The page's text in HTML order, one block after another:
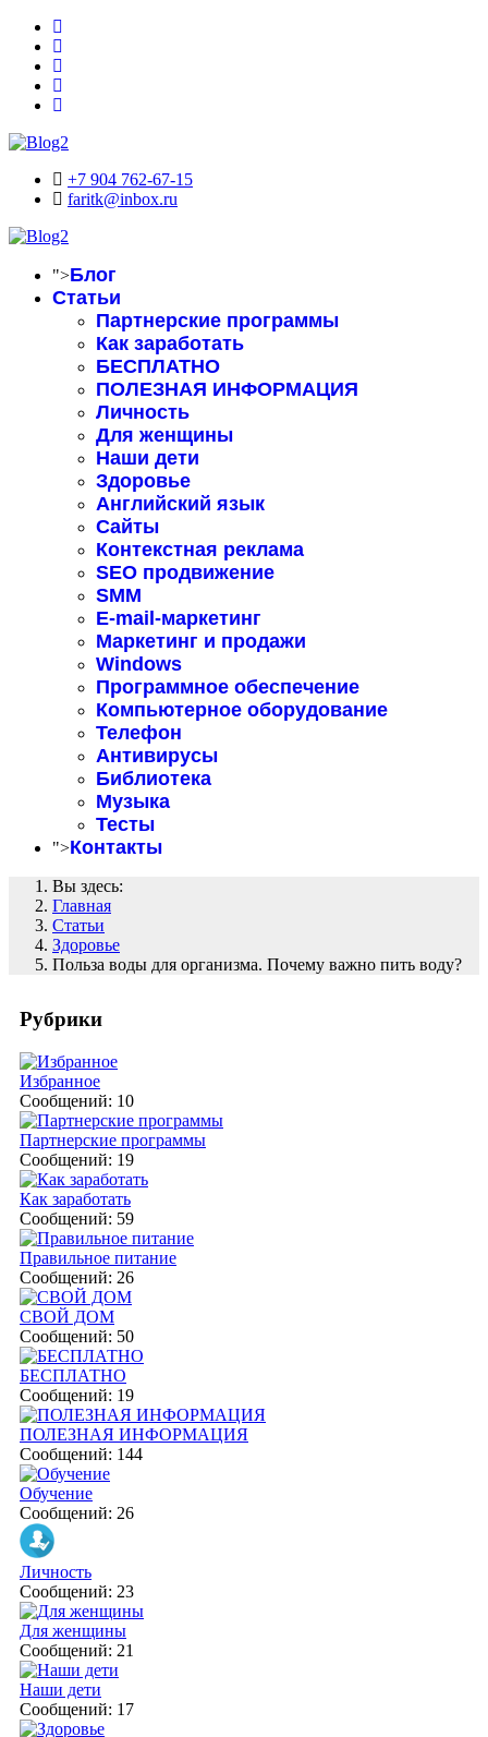
+7 904 762-67-15
faritk@inbox.ru
">Блог
Статьи
Партнерские программы
Как заработать
БЕСПЛАТНО
ПОЛЕЗНАЯ ИНФОРМАЦИЯ
Личность
Для женщины
Наши дети
Здоровье
Английский язык
Сайты
Контекстная реклама
SEO продвижение
SMM
E-mail-маркетинг
Маркетинг и продажи
Windows
Программное обеспечение
Компьютерное оборудование
Телефон
Антивирусы
Библиотека
Музыка
Тесты
">Контакты
Вы здесь:
Главная
Статьи
Здоровье
Польза воды для организма. Почему важно пить воду?
Рубрики
Избранное
Сообщений: 10
Партнерские программы
Сообщений: 19
Как заработать
Сообщений: 59
Правильное питание
Сообщений: 26
СВОЙ ДОМ
Сообщений: 50
БЕСПЛАТНО
Сообщений: 19
ПОЛЕЗНАЯ ИНФОРМАЦИЯ
Сообщений: 144
Обучение
Сообщений: 26
Личность
Сообщений: 23
Для женщины
Сообщений: 21
Наши дети
Сообщений: 17